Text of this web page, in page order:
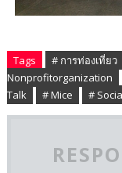
Tags # การท่องเที่ยว
Nonprofitorganization
Talk
# Mice #